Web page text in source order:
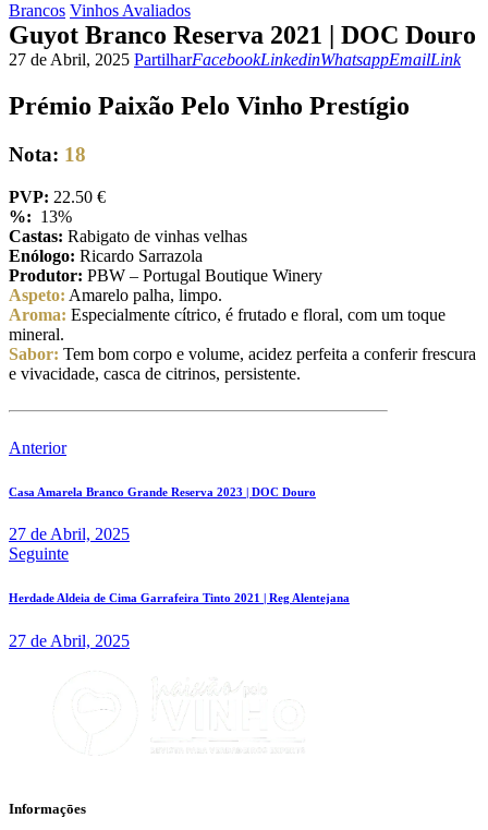
Brancos Vinhos Avaliados
Guyot Branco Reserva 2021 | DOC Douro
27 de Abril, 2025 PartilharFacebook
FacebookLinkedin
LinkedinWhatsapp
WhatsappEmail
EmailCopy
Link
Prémio Paixão Pelo Vinho Prestígio
Nota: 18
PVP: 22.50 €
%: 13%
Castas: Rabigato de vinhas velhas
Enólogo: Ricardo Sarrazola
Produtor: PBW – Portugal Boutique Winery
Aspeto: Amarelo palha, limpo.
Aroma: Especialmente cítrico, é frutado e floral, com um toque
mineral.
Sabor: Tem bom corpo e volume, acidez perfeita a conferir frescura
e vivacidade, casca de citrinos, persistente.
Navegação
de
Anterior
Casa Amarela Branco Grande Reserva 2023 | DOC Douro
27 de Abril, 2025
Seguinte
Herdade Aldeia de Cima Garrafeira Tinto 2021 | Reg Alentejana
27 de Abril, 2025
Informaçōes